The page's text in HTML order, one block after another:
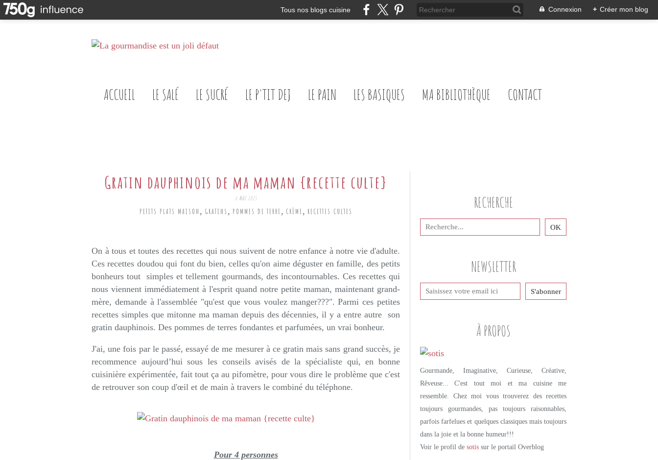
Tous nos blogs cuisine Connexion + Créer mon blog
ACCUEIL LE SALÉ LE SUCRÉ LE P'TIT DEJ LE PAIN LES BASIQUES MA BIBLIOTHÈQUE CONTACT
Gratin dauphinois de ma maman {recette culte}
6 MAI 2015
PETITS PLATS MAISON , GRATINS , POMMES DE TERRE, CRÈME, RECETTES CULTES
On à tous et toutes des recettes qui nous suivent de notre enfance à notre vie d'adulte.
Ces recettes doudou qui font du bien, celles qu'on aime déguster en famille, des petits
bonheurs tout simples et tellement gourmands, des incontournables. Ces recettes qui
nous viennent immédiatement à l'esprit quand notre petite maman, maintenant grand-
mère, demande à l'assemblée "qu'est que vous voulez manger???". Parmi ces petites
recettes simples que mitonne ma maman depuis des décennies, il y a entre autre son
gratin dauphinois. Des pommes de terres fondantes et parfumées, un vrai bonheur.
J'ai, une fois par le passé, essayé de me mesurer à ce gratin mais sans grand succès, je
recommence aujourd’hui sous les conseils avisés de la spécialiste qui, en bonne
cuisinière expérimentée, fait tout ça au pifomètre, pour vous dire le problème que c'est
de retrouver son coup d'œil et de main à travers le combiné du téléphone.
Pour 4 personnes
NEWSLETTER
RECHERCHE
À PROPOS
Gourmande, Imaginative, Curieuse, Créative,
Rêveuse... C'est tout moi et ma cuisine me
ressemble. Chez moi vous trouverez des recettes
toujours gourmandes, pas toujours raisonnables,
parfois farfelues et quelques classiques mais toujours
dans la joie et la bonne humeur!!!
Voir le profil de sotis sur le portail Overblog